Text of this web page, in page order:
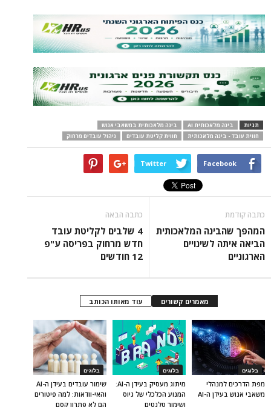
תגיות בינה מלאכותית AI
בינה מלאכותית במשאבי אנוש
חווית עובד - בינה מלאכותית
חווית קליטת עובדים ניהול עובדים מרחוק
Facebook
Twitter
כתבה קודמת
המהפך שהבינה המלאכותית
הביאה איתה לשינויים
הארגוניים
כתבה הבאה
4 שלבים לקליטת עובד
חדש מרחוק בפריסה ע"פ
12 חודשים
מאמרים קשורים עוד מאותו הכותב
בלוגים
שימור עובדים בעידן ה-AI
והאי-וודאות: למה פיטורים
הם לא פתרון קסם
בלוגים
מיתוג מעסיק בעידן ה-AI:
המנוע הכלכלי של גיוס
ושימור טלנטים
בלוגים
מפת הדרכים למנהלי
משאבי אנוש בעידן ה-AI